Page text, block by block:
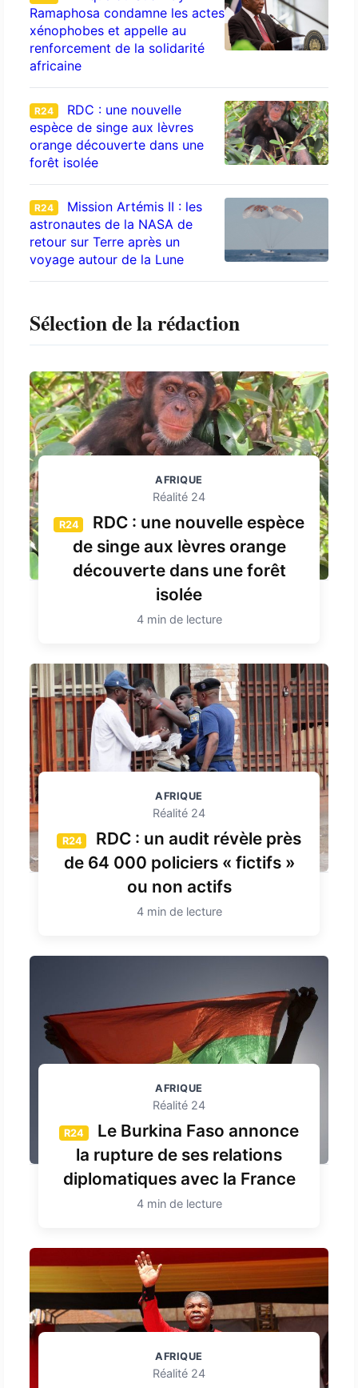
Ramaphosa condamne les actes
xénophobes et appelle au
renforcement de la solidarité
africaine
R24
RDC : une nouvelle
espèce de singe aux lèvres
orange découverte dans une
forêt isolée
R24
Mission Artémis II : les
astronautes de la NASA de
retour sur Terre après un
voyage autour de la Lune
Sélection de la rédaction
AFRIQUE
Réalité 24
R24
RDC : une nouvelle espèce
de singe aux lèvres orange
découverte dans une forêt
isolée
4 min de lecture
AFRIQUE
Réalité 24
R24
RDC : un audit révèle près
de 64 000 policiers « fictifs »
ou non actifs
4 min de lecture
AFRIQUE
Réalité 24
R24
Le Burkina Faso annonce
la rupture de ses relations
diplomatiques avec la France
4 min de lecture
AFRIQUE
Réalité 24